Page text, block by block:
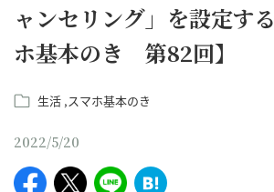
ャンセリング」を設定す
ホ基本のき 第82回】
生活 スマホ基本のき
2022/5/20